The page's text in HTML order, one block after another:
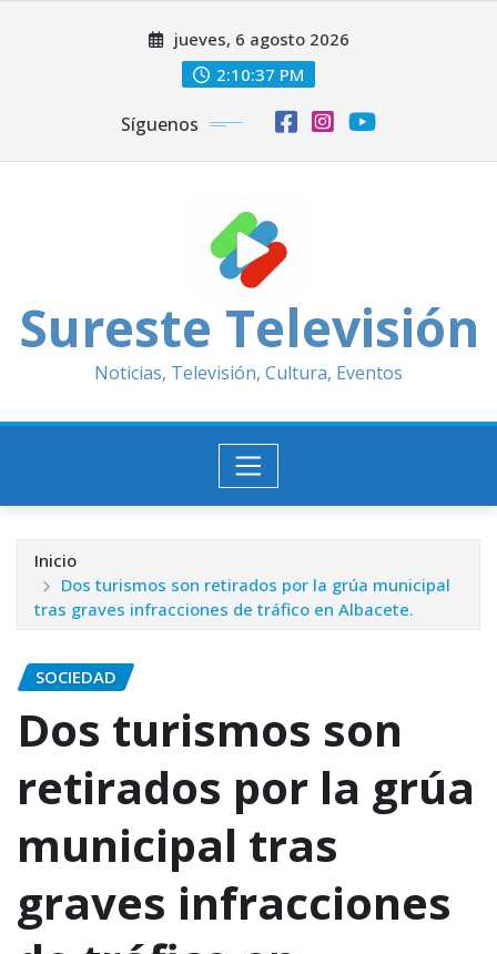
jueves, 6 agosto 2026
2:10:39 PM
Síguenos
Sureste Televisión
Noticias, Televisión, Cultura, Eventos
Inicio
Dos turismos son retirados por la grúa municipal
tras graves infracciones de tráfico en Albacete.
SOCIEDAD
Dos turismos son
retirados por la grúa
municipal tras
graves infracciones